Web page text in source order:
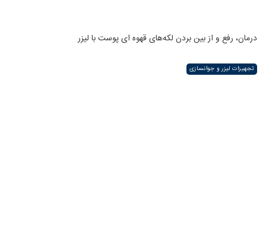
درمان، رفع و از بین بردن لکه‌های قهوه ای پوست با لیزر
تجهیزات لیزر و جوانسازی